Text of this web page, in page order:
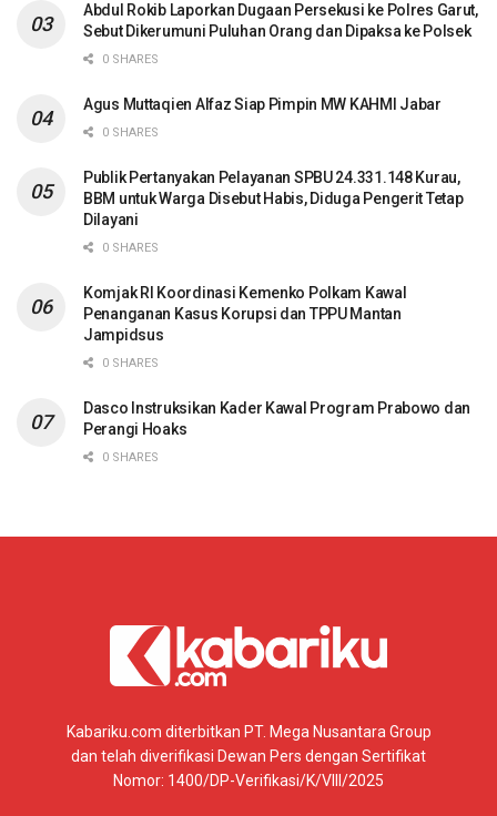
Abdul Rokib Laporkan Dugaan Persekusi ke Polres Garut,
Sebut Dikerumuni Puluhan Orang dan Dipaksa ke Polsek
0 SHARES
Agus Muttaqien Alfaz Siap Pimpin MW KAHMI Jabar
0 SHARES
Publik Pertanyakan Pelayanan SPBU 24.331.148 Kurau,
BBM untuk Warga Disebut Habis, Diduga Pengerit Tetap
Dilayani
0 SHARES
Komjak RI Koordinasi Kemenko Polkam Kawal
Penanganan Kasus Korupsi dan TPPU Mantan
Jampidsus
0 SHARES
Dasco Instruksikan Kader Kawal Program Prabowo dan
Perangi Hoaks
0 SHARES
Kabariku.com diterbitkan PT. Mega Nusantara Group
dan telah diverifikasi Dewan Pers dengan Sertifikat
Nomor: 1400/DP-Verifikasi/K/VIII/2025